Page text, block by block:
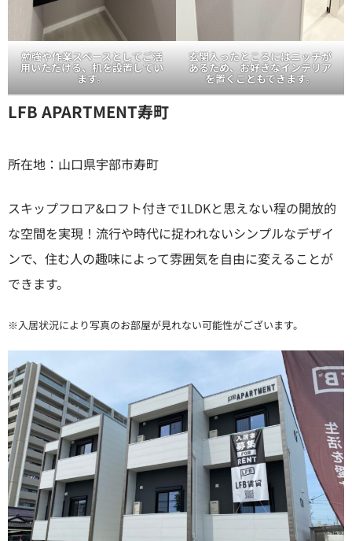
勉強や作業スペースとしてご活
用いただける、机を設置してい
ます。
玄関入ったところにはニッチが
あるため、お好きなインテリア
を置くこともできます。
LFB APARTMENT寿町
所在地：山口県宇部市寿町
スキップフロア&ロフト付きで1LDKと思えない程の開放的
な空間を実現！流行や時代に捉われないシンプルなデザイ
ンで、住む人の趣味によって雰囲気を自由に変えることが
できます。
※入居状況により写真のお部屋が見れない可能性がございます。